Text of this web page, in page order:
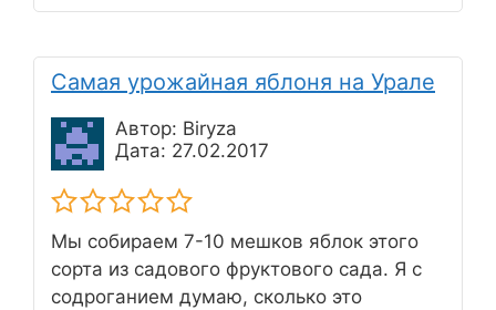
Самая урожайная яблоня на Урале
Автор: Biryza
Дата: 27.02.2017
Мы собираем 7-10 мешков яблок этого
сорта из садового фруктового сада. Я с
содроганием думаю, сколько это